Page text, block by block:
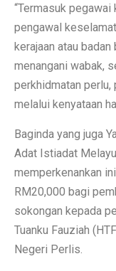
“Termasuk
pengawal
kerajaan atau
menangani wabak,
perkhidmatan perlu,
melalui kenyataan
Baginda yang juga
Adat Istiadat
memperkenankan
RM20,000 bagi
sokongan kepada
Tuanku Fauziah
Negeri Perlis.